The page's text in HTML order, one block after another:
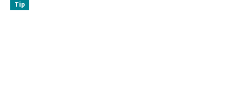
Tip